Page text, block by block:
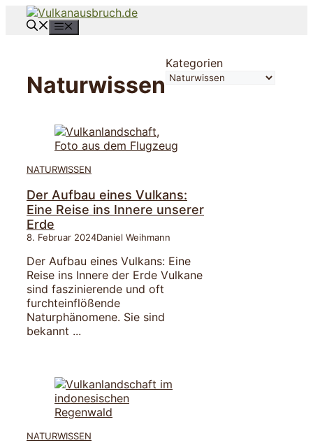
Zum
Inhalt
Naturwissen
Kategorien
NATURWISSEN
Der Aufbau eines Vulkans:
Eine Reise ins Innere unserer
Erde
8. Februar 2024Daniel Weihmann
Der Aufbau eines Vulkans: Eine
Reise ins Innere der Erde Vulkane
sind faszinierende und oft
furchteinflößende
Naturphänomene. Sie sind
bekannt ...
NATURWISSEN